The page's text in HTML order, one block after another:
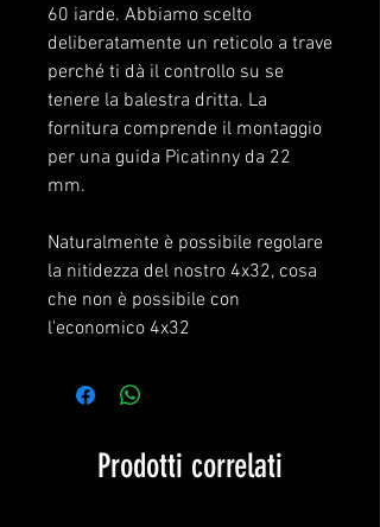
60 iarde. Abbiamo scelto
deliberatamente un reticolo a trave
perché ti dà il controllo su se
tenere la balestra dritta. La
fornitura comprende il montaggio
per una guida Picatinny da 22
mm.
Naturalmente è possibile regolare
la nitidezza del nostro 4x32, cosa
che non è possibile con
l'economico 4x32
Prodotti correlati